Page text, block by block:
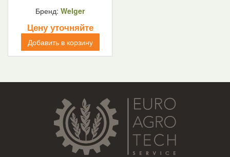
Бренд: Welger
Цену уточняйте
Добавить в корзину